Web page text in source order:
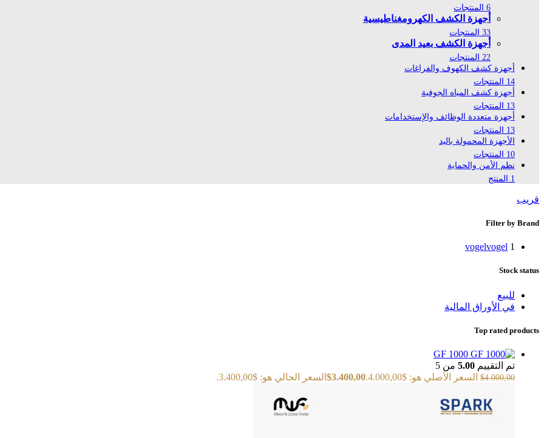
6 المنتجات
أجهزة الكشف الكهرومغناطيسية
33 المنتجات
أجهزة الكشف بعيد المدى
22 المنتجات
أجهزة كشف الكهوف والفراغات
14 المنتجات
أجهزة كشف المياه الجوفية
13 المنتجات
أجهزة متعددة الوظائف والإستخدامات
13 المنتجات
الأجهزة المحمولة باليد
10 المنتجات
نظم الأمن والحماية
1 المنتج
قريب
Filter by Brand
vogelvogel 1
Stock status
للبيع
في الأوراق المالية
Top rated products
GF 1000
تم التقييم 5.00 من 5
$4.000,00 السعر الأصلي هو: $4.000,00. $3.400,00 السعر الحالي هو: $3.400,00.